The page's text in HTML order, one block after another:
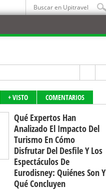
+ VISTO COMENTARIOS
Qué Expertos Han
Analizado El Impacto Del
Turismo En Cómo
Disfrutar Del Desfile Y Los
Espectáculos De
Eurodisney: Quiénes Son Y
Qué Concluyen